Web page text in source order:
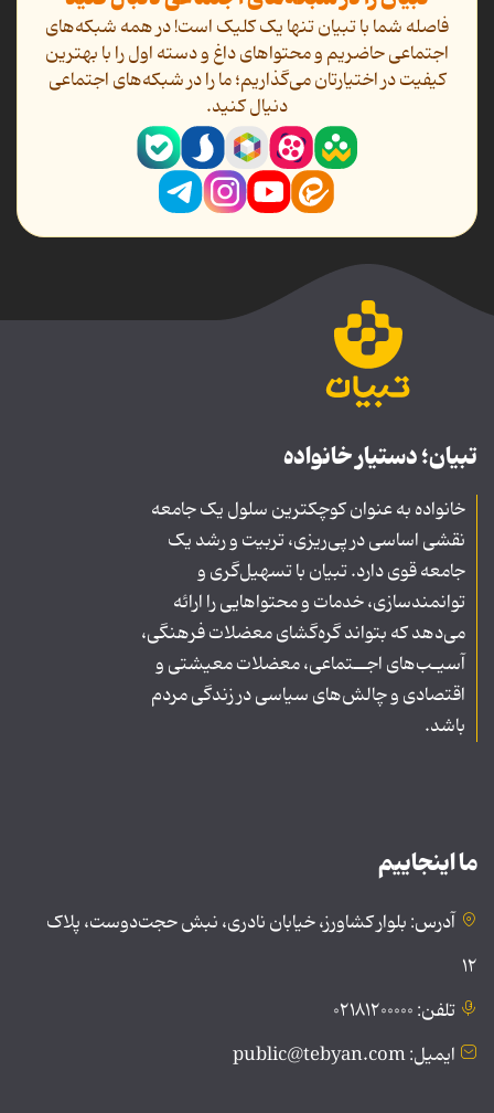
فاصله شما با تبیان تنها یک کلیک است! در همه شبکه‌های
اجتماعی حاضریم و محتواهای داغ و دسته اول را با بهترین
کیفیت در اختیارتان می‌گذاریم؛ ما را در شبکه‌های اجتماعی
دنیال کنید.
تبیان؛ دستیار خانواده
خانواده به عنوان کوچکترین سلول یک جامعه
نقشی اساسی در پی‌ریزی، تربیت و رشد یک
جامعه قوی دارد. تبیان با تسهیل‌گری و
توانمندسازی، خدمات و محتواهایی را ارائه
می‌دهد که بتواند گره‌گشای معضلات فرهنگی،
آسیـب‌های اجــتماعی، معضلات معیشتی و
اقتصادی و چالش‌های سیاسی در زندگی مردم
باشد.
ما اینجاییم
آدرس: بلوار کشاورز، خیابان نادری، نبش حجت‌دوست، پلاک
۱۲
تلفن: ۰۲۱۸۱۲۰۰۰۰۰
ایمیل: public@tebyan.com